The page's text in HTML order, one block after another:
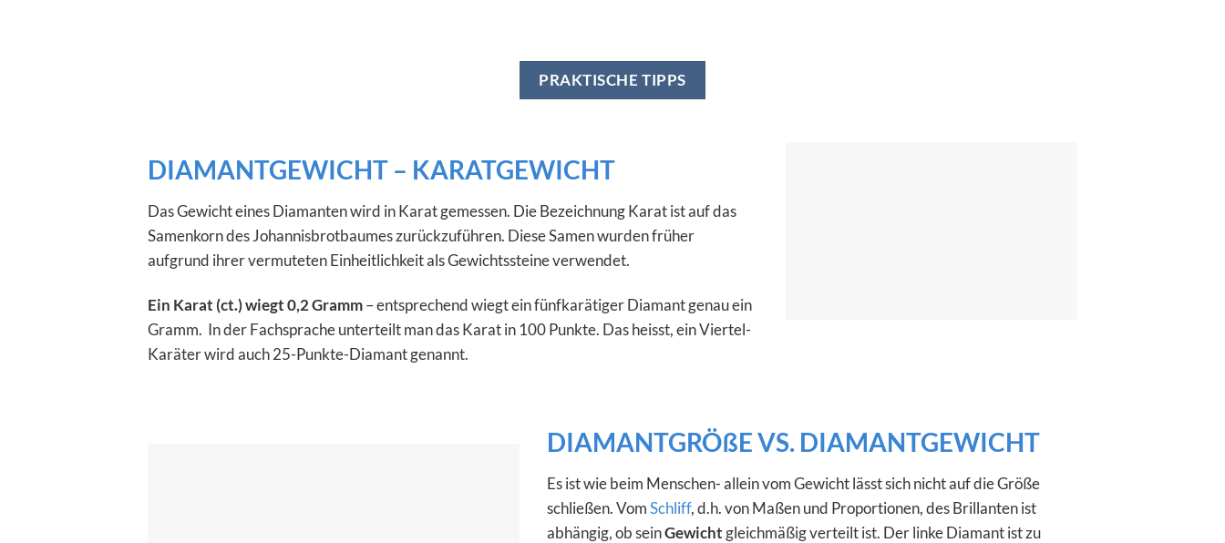
PRAKTISCHE TIPPS
DIAMANTGEWICHT – KARATGEWICHT
Das Gewicht eines Diamanten wird in Karat gemessen. Die Bezeichnung Karat ist auf das
Samenkorn des Johannisbrotbaumes zurückzuführen. Diese Samen wurden früher
aufgrund ihrer vermuteten Einheitlichkeit als Gewichtssteine verwendet.
Ein Karat (ct.) wiegt 0,2 Gramm– entsprechend wiegt ein fünfkarätiger Diamant genau ein
Gramm. In der Fachsprache unterteilt man das Karat in 100 Punkte. Das heisst, ein Viertel-
Karäter wird auch 25-Punkte-Diamant genannt.
DIAMANTGRÖßE VS. DIAMANTGEWICHT
Es ist wie beim Menschen- allein vom Gewicht lässt sich nicht auf die Größe
schließen. VomSchliff, d.h. von Maßen und Proportionen, des Brillanten ist
abhängig, ob seinGewicht gleichmäßig verteilt ist. Der linke Diamant ist zu